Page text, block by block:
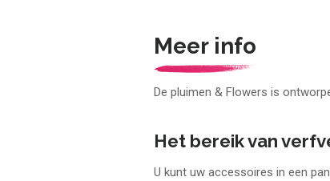
Meer info
De pluimen & Flowers is
Het bereik van
U kunt uw accessoires in een pan